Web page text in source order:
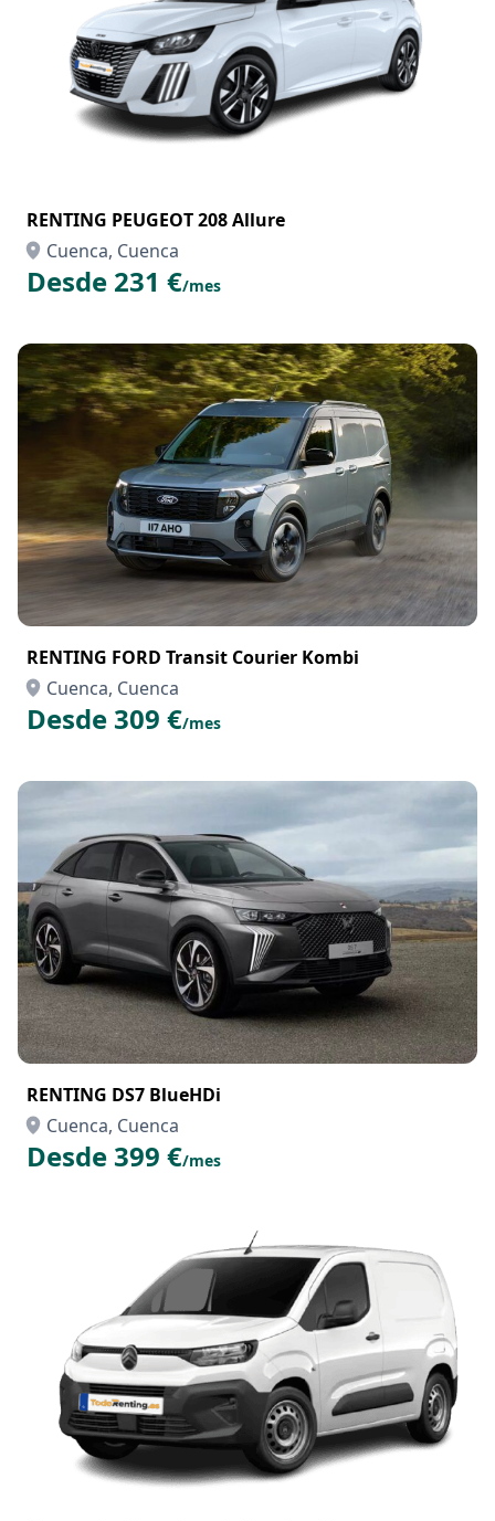
RENTING PEUGEOT 208 Allure
Cuenca, Cuenca
Desde 231 €/mes
RENTING FORD Transit Courier Kombi
Cuenca, Cuenca
Desde 309 €/mes
RENTING DS7 BlueHDi
Cuenca, Cuenca
Desde 399 €/mes